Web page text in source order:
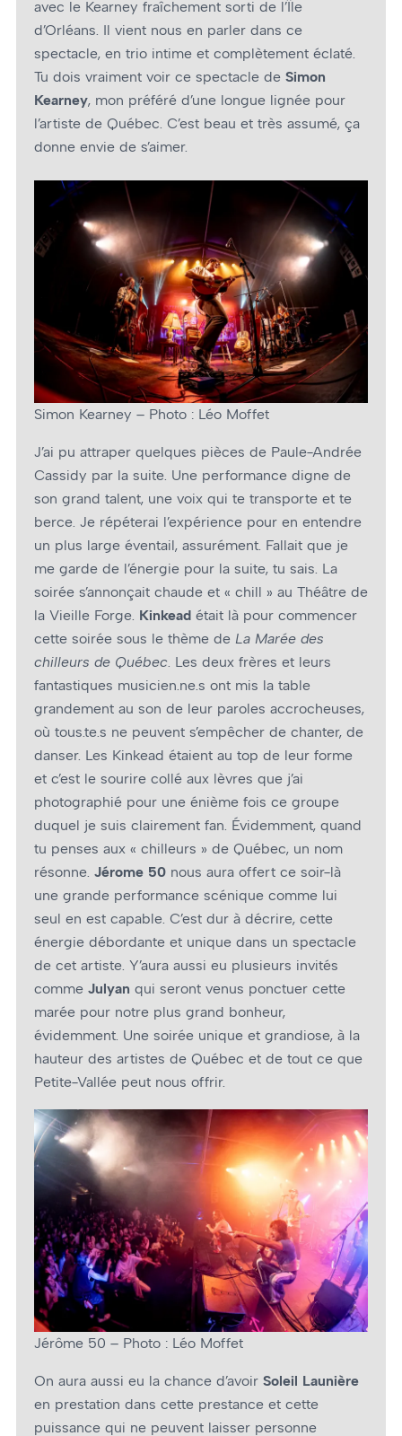
avec le Kearney fraîchement sorti de l’Île
d’Orléans. Il vient nous en parler dans ce
spectacle, en trio intime et complètement éclaté.
Tu dois vraiment voir ce spectacle de Simon
Kearney, mon préféré d’une longue lignée pour
l’artiste de Québec. C’est beau et très assumé, ça
donne envie de s’aimer.
Simon Kearney – Photo : Léo Moffet
J’ai pu attraper quelques pièces de Paule-Andrée
Cassidy par la suite. Une performance digne de
son grand talent, une voix qui te transporte et te
berce. Je répéterai l’expérience pour en entendre
un plus large éventail, assurément. Fallait que je
me garde de l’énergie pour la suite, tu sais. La
soirée s’annonçait chaude et « chill » au Théâtre de
la Vieille Forge. Kinkead était là pour commencer
cette soirée sous le thème de La Marée des
chilleurs de Québec. Les deux frères et leurs
fantastiques musicien.ne.s ont mis la table
grandement au son de leur paroles accrocheuses,
où tous.te.s ne peuvent s’empêcher de chanter, de
danser. Les Kinkead étaient au top de leur forme
et c’est le sourire collé aux lèvres que j’ai
photographié pour une énième fois ce groupe
duquel je suis clairement fan. Évidemment, quand
tu penses aux « chilleurs » de Québec, un nom
résonne. Jérome 50 nous aura offert ce soir-là
une grande performance scénique comme lui
seul en est capable. C’est dur à décrire, cette
énergie débordante et unique dans un spectacle
de cet artiste. Y’aura aussi eu plusieurs invités
comme Julyan qui seront venus ponctuer cette
marée pour notre plus grand bonheur,
évidemment. Une soirée unique et grandiose, à la
hauteur des artistes de Québec et de tout ce que
Petite-Vallée peut nous offrir.
Jérôme 50 – Photo : Léo Moffet
On aura aussi eu la chance d’avoir Soleil Launière
en prestation dans cette prestance et cette
puissance qui ne peuvent laisser personne